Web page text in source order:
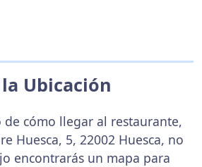
Ubicación
de cómo llegar al restaurante,
Huesca, 5, 22002 Huesca, no
encontrarás un mapa para